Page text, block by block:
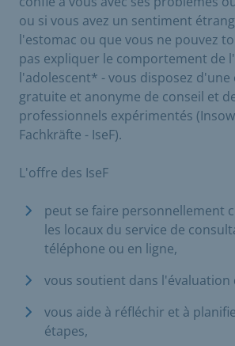
ou si vous avez un sentiment
l'estomac ou que vous ne pouvez
pas expliquer le comportement de
l'adolescent* - vous disposez
gratuite et anonyme de conseil et
professionnels expérimentés
Fachkräfte - IseF).
L'offre des IseF
peut se faire personnellement
les locaux du service de
téléphone ou en ligne,
vous soutient dans l'évaluation
vous aide à réfléchir et à
étapes,